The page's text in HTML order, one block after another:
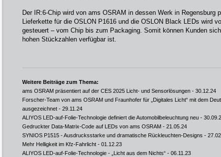
Der IR:6-Chip wird von ams OSRAM in dessen Werk in Regensburg
Lieferkette für die OSLON P1616 und die OSLON Black LEDs wird
gesteuert – vom Chip bis zum Packaging. Somit können Kunden
hohen Stückzahlen verfügbar ist.
Weitere Beiträge zum Thema:
ams OSRAM präsentiert auf der CES 2025 Licht- und Sensorlösungen - 30.12.24
Forscher-Team von ams OSRAM und Fraunhofer für „Digitales Licht“ mit dem
ausgezeichnet - 29.11.24
ALIYOS LED-auf-Folie-Technologie definiert die Automobilbeleuchtung neu -
Gedruckter Data-Matrix-Code auf LEDs von ams OSRAM - 21.05.24
SYNIOS P1515 - Ausdrucksstarke und dramatische Rückleuchten-Designs -
Mehr Helligkeit im Kfz-Fahrlicht - 01.12.23
ALIYOS LED-auf-Folie-Technologie - „Licht aus dem Nichts“ - 06.11.23